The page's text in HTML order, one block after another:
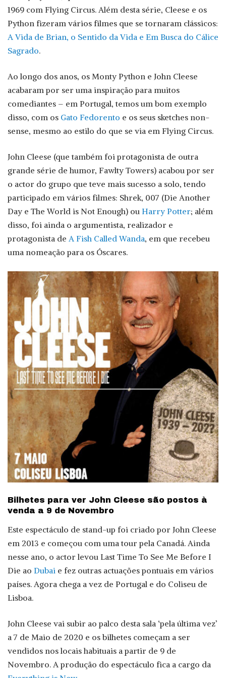
1969 com Flying Circus. Além desta série, Cleese e os
Python fizeram vários filmes que se tornaram clássicos:
A Vida de Brian, o Sentido da Vida e Em Busca do Cálice
Sagrado.
Ao longo dos anos, os Monty Python e John Cleese
acabaram por ser uma inspiração para muitos
comediantes – em Portugal, temos um bom exemplo
disso, com os Gato Fedorento e os seus sketches non-
sense, mesmo ao estilo do que se via em Flying Circus.
John Cleese (que também foi protagonista de outra
grande série de humor, Fawlty Towers) acabou por ser
o actor do grupo que teve mais sucesso a solo, tendo
participado em vários filmes: Shrek, 007 (Die Another
Day e The World is Not Enough) ou Harry Potter; além
disso, foi ainda o argumentista, realizador e
protagonista de A Fish Called Wanda, em que recebeu
uma nomeação para os Óscares.
Bilhetes para ver John Cleese são postos à
venda a 9 de Novembro
Este espectáculo de stand-up foi criado por John Cleese
em 2013 e começou com uma tour pela Canadá. Ainda
nesse ano, o actor levou Last Time To See Me Before I
Die ao Dubai e fez outras actuações pontuais em vários
países. Agora chega a vez de Portugal e do Coliseu de
Lisboa.
John Cleese vai subir ao palco desta sala ‘pela última vez’
a 7 de Maio de 2020 e os bilhetes começam a ser
vendidos nos locais habituais a partir de 9 de
Novembro. A produção do espectáculo fica a cargo da